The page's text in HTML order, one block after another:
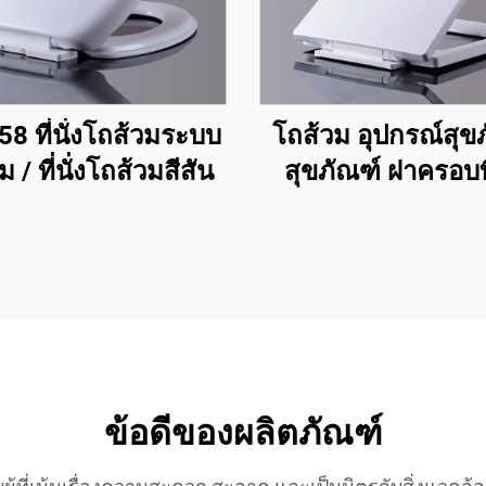
ที่นั่งโถส้วมระบบ
/ ที่นั่งโถส้วมสีสัน
โถส้วม อุปกรณ์สุ
สุขภัณฑ์ ฝาครอบ
ข้อดีของผลิตภัณฑ์